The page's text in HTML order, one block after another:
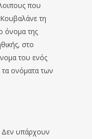
που
τη
όνομα της
στο
του ενός
τα ονόματα των
Δεν υπάρχουν